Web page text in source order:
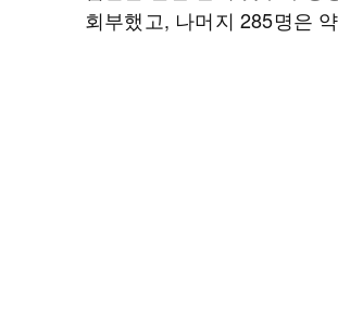
회부했고, 나머지 285명은